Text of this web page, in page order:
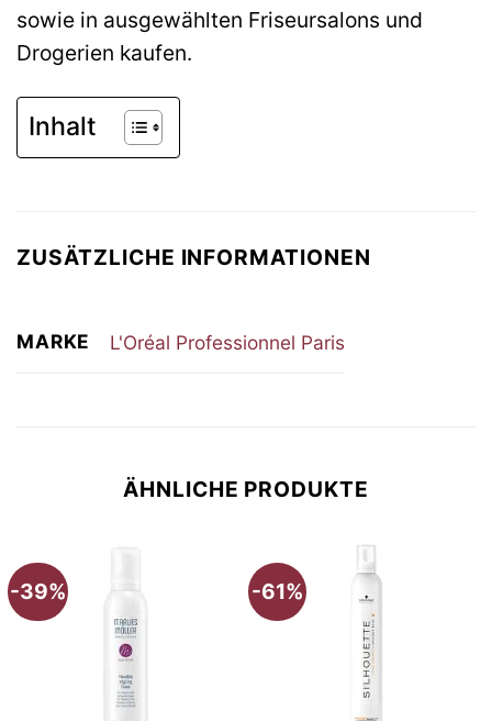
sowie in ausgewählten Friseursalons und
Drogerien kaufen.
Inhalt
ZUSÄTZLICHE INFORMATIONEN
MARKE L'Oréal Professionnel Paris
ÄHNLICHE PRODUKTE
-39% -61%